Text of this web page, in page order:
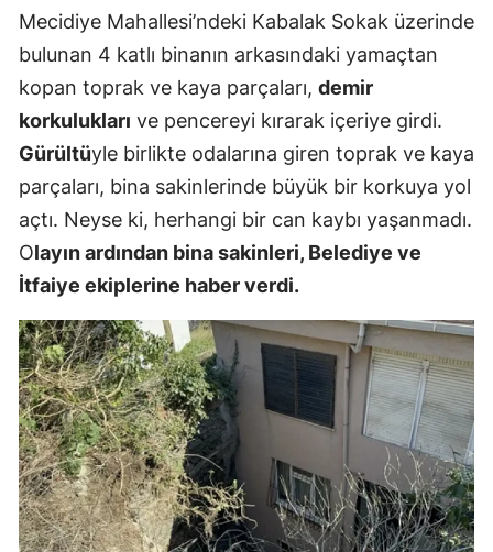
Mecidiye Mahallesi’ndeki Kabalak Sokak üzerinde
bulunan 4 katlı binanın arkasındaki yamaçtan
kopan toprak ve kaya parçaları, demir
korkulukları ve pencereyi kırarak içeriye girdi.
Gürültüyle birlikte odalarına giren toprak ve kaya
parçaları, bina sakinlerinde büyük bir korkuya yol
açtı. Neyse ki, herhangi bir can kaybı yaşanmadı.
Olayın ardından bina sakinleri, Belediye ve
İtfaiye ekiplerine haber verdi.